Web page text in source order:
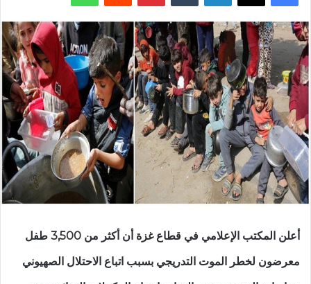
أعلن المكتب الإعلامي في قطاع غزة أن أكثر من 3,500 طفل
معرضون لخطر الموت التدريجي بسبب اتباع الاحتلال الصهيوني